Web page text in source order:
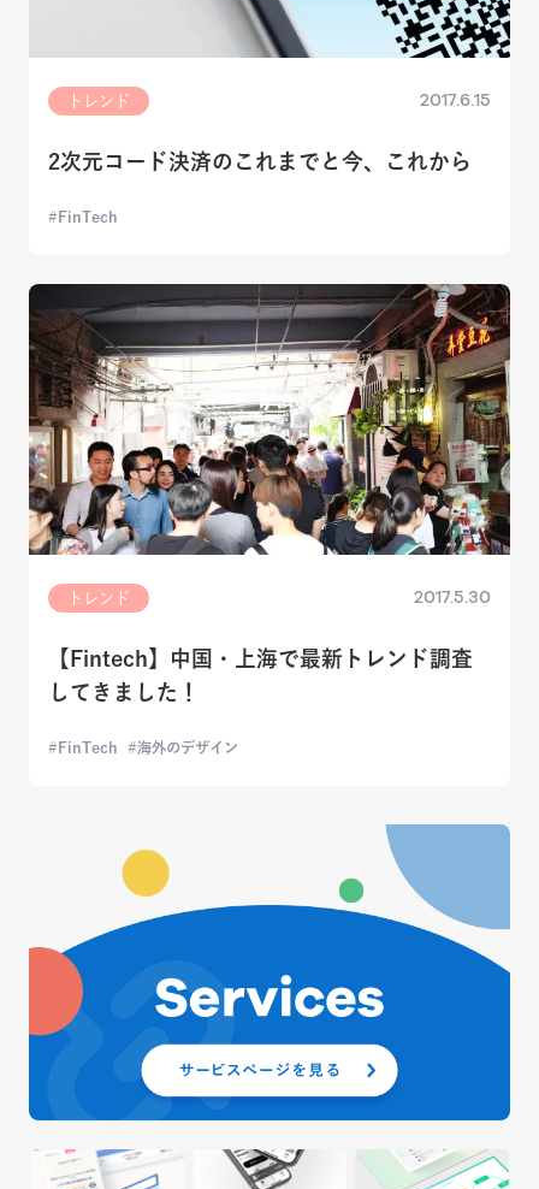
トレンド 2017.6.15
2次元コード決済のこれまでと今、これから
FinTech
トレンド 2017.5.30
【Fintech】中国・上海で最新トレンド調査
してきました！
FinTech 海外のデザイン